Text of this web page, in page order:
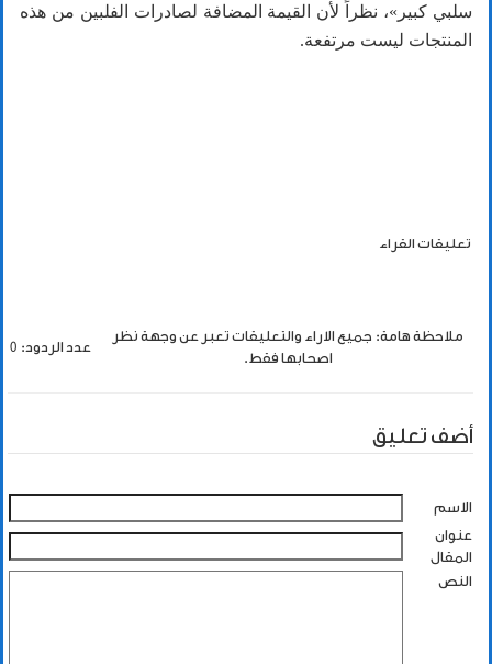
سلبي كبير»، نظراً لأن القيمة المضافة لصادرات الفلبين من هذه
المنتجات ليست مرتفعة.
تعليقات القراء
ملاحظة هامة: جميع الاراء والتعليقات تعبر عن وجهة نظر
اصحابها فقط.
عدد الردود: 0
أضف تعليق
الاسم
عنوان
المقال
النص